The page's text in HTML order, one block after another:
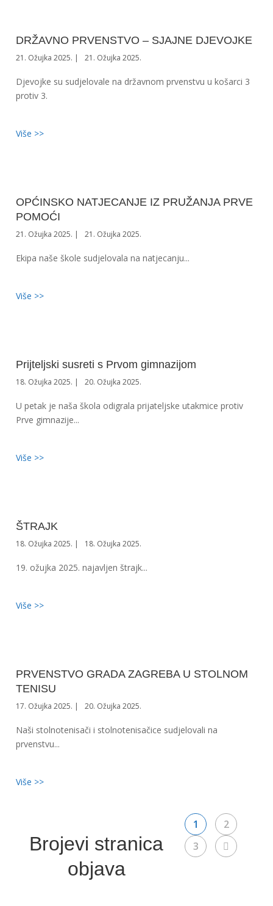
DRŽAVNO PRVENSTVO – SJAJNE DJEVOJKE
21. Ožujka 2025. 21. Ožujka 2025.
Djevojke su sudjelovale na državnom prvenstvu u košarci 3
protiv 3.
Više >>
OPĆINSKO NATJECANJE IZ PRUŽANJA PRVE
POMOĆI
21. Ožujka 2025. 21. Ožujka 2025.
Ekipa naše škole sudjelovala na natjecanju...
Više >>
Prijteljski susreti s Prvom gimnazijom
18. Ožujka 2025. 20. Ožujka 2025.
U petak je naša škola odigrala prijateljske utakmice protiv
Prve gimnazije...
Više >>
ŠTRAJK
18. Ožujka 2025. 18. Ožujka 2025.
19. ožujka 2025. najavljen štrajk...
Više >>
PRVENSTVO GRADA ZAGREBA U STOLNOM
TENISU
17. Ožujka 2025. 20. Ožujka 2025.
Naši stolnotenisači i stolnotenisačice sudjelovali na
prvenstvu...
Više >>
Brojevi stranica
objava
1
2
3